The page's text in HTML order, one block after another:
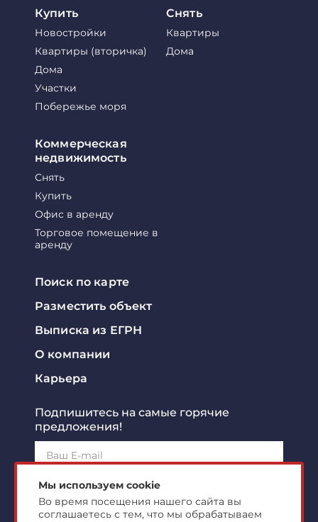
Купить
Новостройки
Квартиры (вторичка)
Дома
Участки
Побережье моря
Снять
Квартиры
Дома
Коммерческая
недвижимость
Снять
Купить
Офис в аренду
Торговое помещение в
аренду
Поиск по карте
Разместить объект
Выписка из ЕГРН
О компании
Карьера
Подпишитесь на самые горячие
предложения!
Подписаться!
Я ознакомлен сполитикой конфиденциальности
Мы используем cookie
Во время посещения нашего сайта вы
соглашаетесь с тем, что мы обрабатываем